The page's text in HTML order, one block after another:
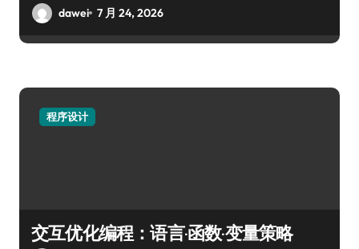
dawei 7 月 24, 2026
程序设计
交互优化编程：语言·函数·变量策略